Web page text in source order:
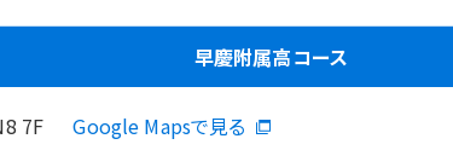
早慶附属高コース
7F Google Mapsで見る